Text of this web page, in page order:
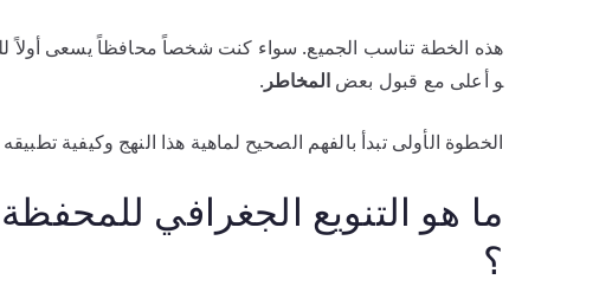
هذه الخطة تناسب الجميع. سواء كنت شخصاً محافظاً يسعى أولاً
و أعلى مع قبول بعضالمخاطر .
الخطوة الأولى تبدأ بالفهم الصحيح لماهية هذا النهج وكيفية
ما هو التنويع الجغرافي
؟